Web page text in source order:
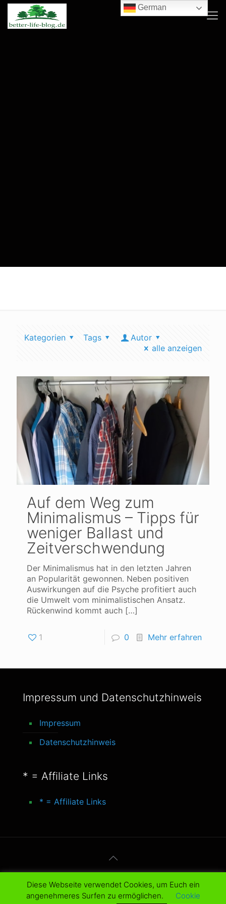
Kategorien Tags
Autor
alle anzeigen
Auf dem Weg zum
Minimalismus – Tipps für
weniger Ballast und
Zeitverschwendung
Der Minimalismus hat in den letzten Jahren
an Popularität gewonnen. Neben positiven
Auswirkungen auf die Psyche profitiert auch
die Umwelt vom minimalistischen Ansatz.
Rückenwind kommt auch […]
1 0 Mehr erfahren
Impressum und Datenschutzhinweis
Impressum
Datenschutzhinweis
* = Affiliate Links
* = Affiliate Links
© 2016-2025 better-life-blog. All Rights
Reserved.
Diese Webseite verwendet Cookies, um Euch ein
angenehmeres Surfen zu ermöglichen.
Cookie
German